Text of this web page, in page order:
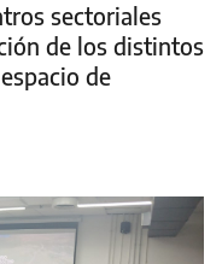
sectoriales
de los distintos
de